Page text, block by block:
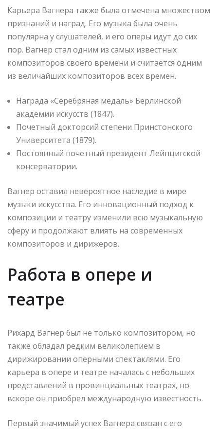
Карьера Вагнера также была отмечена множеством
признаний и наград. Его музыка была очень
популярна у слушателей, и его оперы идут до сих
пор. Вагнер стал одним из самых известных
композиторов своего времени и считается одним
из величайших композиторов всех времен.
Награда «Серебряная медаль» Берлинской
академии искусств (1847).
Почетный докторсий степени Принстонского
Университета (1879).
Постоянный почетный президент Лейпцигской
консерватории.
Вагнер оставил невероятное наследие в мире
музыки искусства. Его инновационный подход к
композиции и театру изменили всю музыкальную
сферу и продолжают влиять на современных
композиторов и дирижеров.
Работа в опере и
театре
Рихард Вагнер был не только композитором, но
также обладал редким великолепием в
дирижировании оперными спектаклями. Его
карьера в опере и театре началась с небольших
представлений в провинциальных театрах, но
вскоре он приобрел международную известность.
Первый значимый успех Вагнера связан с его